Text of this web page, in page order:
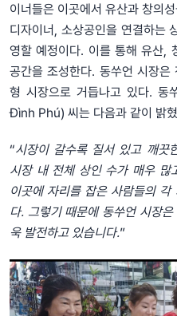
이너들은 이곳에서 유산과 창의
디자이너, 소상공인을 연결하는
영할 예정이다. 이를 통해 유산,
공간을 조성한다. 동쑤언 시장
형 시장으로 거듭나고 있다.
Đình Phú) 씨는 다음과 같이 밝
“시장이 갈수록 질서 있고 깨끗
시장 내 전체 상인 수가 매우 많
이곳에 자리를 잡은 사람들의
다. 그렇기 때문에 동쑤언 시장
욱 발전하고 있습니다.”